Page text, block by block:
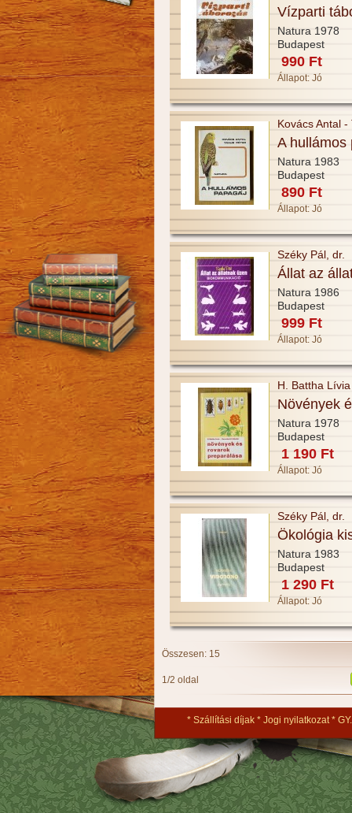
Vízparti
Natura 1978
Budapest
990 Ft
Állapot: Jó
Kovács Antal
A hullámos
Natura 1983
Budapest
890 Ft
Állapot: Jó
Széky Pál, dr.
Állat az
Natura 1986
Budapest
999 Ft
Állapot: Jó
H. Battha
Növények
Natura 1978
Budapest
1 190 Ft
Állapot: Jó
Széky Pál, dr.
Ökológia
Natura 1983
Budapest
1 290 Ft
Állapot: Jó
Összesen: 15
1/2 oldal
Szállítási díjak Jogi nyilatkozat